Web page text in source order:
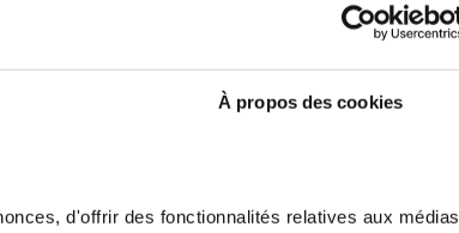
À propos des cookies
d'offrir des fonctionnalités relatives aux médias